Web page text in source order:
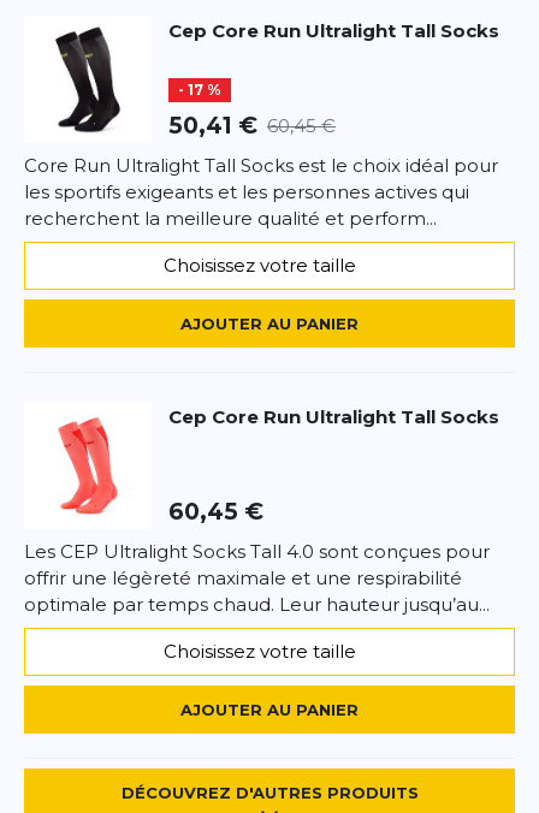
conditions d'utilisationde Google s'appliquent.
Cep Core Run Ultralight Tall Socks
- 17 %
50,41 € 60,45 €
Core Run Ultralight Tall Socks est le choix idéal pour
les sportifs exigeants et les personnes actives qui
recherchent la meilleure qualité et perform...
Choisissez votre taille
AJOUTER AU PANIER
Cep Core Run Ultralight Tall Socks
60,45 €
Les CEP Ultralight Socks Tall 4.0 sont conçues pour
offrir une légèreté maximale et une respirabilité
optimale par temps chaud. Leur hauteur jusqu’au...
Choisissez votre taille
AJOUTER AU PANIER
DÉCOUVREZ D'AUTRES PRODUITS